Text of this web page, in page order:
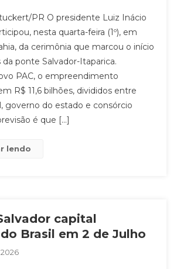
PR O presidente Luiz Inácio
nesta quarta-feira (1º), em
da cerimônia que marcou o início
da ponte Salvador-Itaparica.
PAC, o empreendimento
R$ 11,6 bilhões, divididos entre
governo do estado e consórcio
é que […]
lendo
capital
Brasil em 2 de Julho